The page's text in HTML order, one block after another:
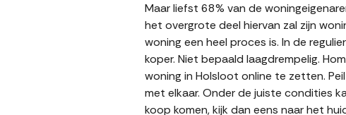
Maar liefst 68% van de
het overgrote deel hiervan zal zijn
woning een heel proces is. In de
koper. Niet bepaald laagdrempelig.
woning in Holsloot online te zetten.
met elkaar. Onder de juiste condities
koop komen, kijk dan eens naar het